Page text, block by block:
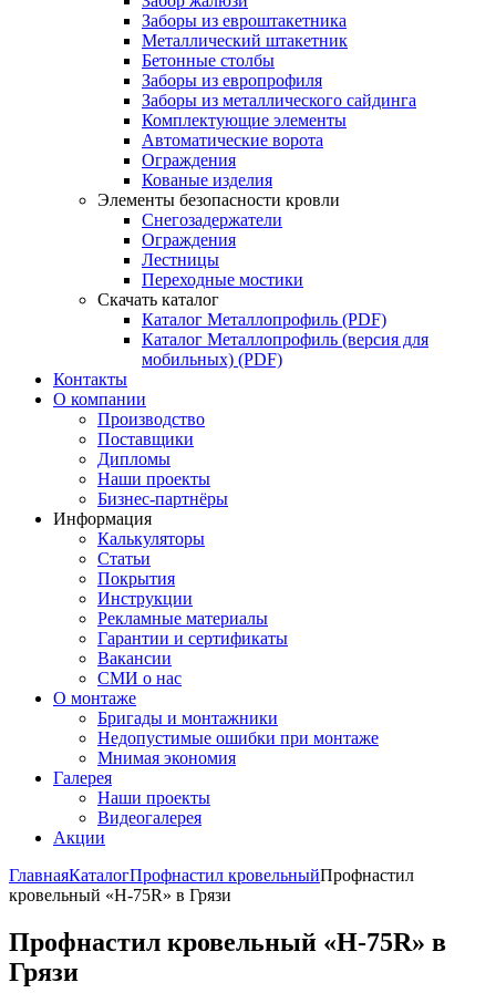
Заборы из евроштакетника
Металлический штакетник
Бетонные столбы
Заборы из европрофиля
Заборы из металлического сайдинга
Комплектующие элементы
Автоматические ворота
Ограждения
Кованые изделия
Элементы безопасности кровли
Снегозадержатели
Ограждения
Лестницы
Переходные мостики
Скачать каталог
Каталог Металлопрофиль (PDF)
Каталог Металлопрофиль (версия для
мобильных) (PDF)
Контакты
О компании
Производство
Поставщики
Дипломы
Наши проекты
Бизнес-партнёры
Информация
Калькуляторы
Статьи
Покрытия
Инструкции
Рекламные материалы
Гарантии и сертификаты
Вакансии
СМИ о нас
О монтаже
Бригады и монтажники
Недопустимые ошибки при монтаже
Мнимая экономия
Галерея
Наши проекты
Видеогалерея
Акции
ГлавнаяКаталогПрофнастил кровельныйПрофнастил
кровельный «Н-75R» в Грязи
Профнастил кровельный «Н-75R» в
Грязи